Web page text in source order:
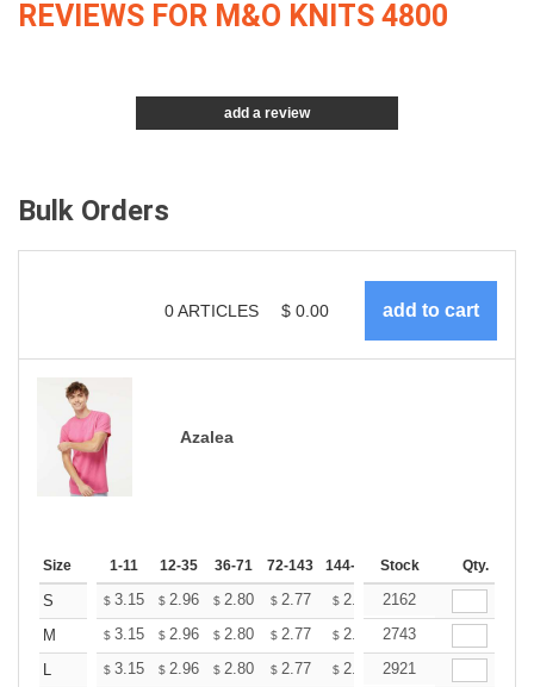
REVIEWS FOR M&O KNITS 4800
add a review
Bulk Orders
0ARTICLES $ 0.00
Azalea
Size 1-11 12-35 36-71 72-143 144-287 288 + More
Stock Qty.
S $ 3.15 $ 2.96 $ 2.80 $ 2.77 $ 2.72 $2.70
2162
M
$ 3.15 $ 2.96 $ 2.80 $ 2.77 $ 2.72 $2.70
2743
L
$ 3.15 $ 2.96 $ 2.80 $ 2.77 $ 2.72 $2.70
2921